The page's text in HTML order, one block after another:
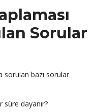
Sorular
sorulan bazı sorular
süre dayanır?